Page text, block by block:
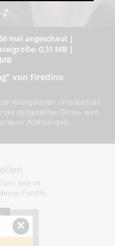
56 mal angeschaut|
0,31 MB |
von Firedino
hochgeladen. Directupload
dargestellten Bildes, wird
AGB handeln.
teile es
Familie.
×